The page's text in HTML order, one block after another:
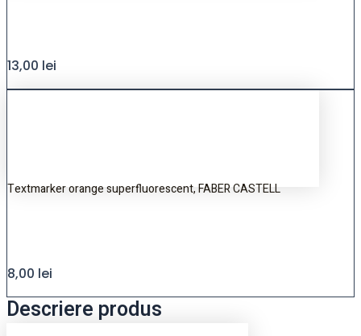
13,00 lei
Textmarker orange superfluorescent, FABER CASTELL
8,00 lei
Descriere produs